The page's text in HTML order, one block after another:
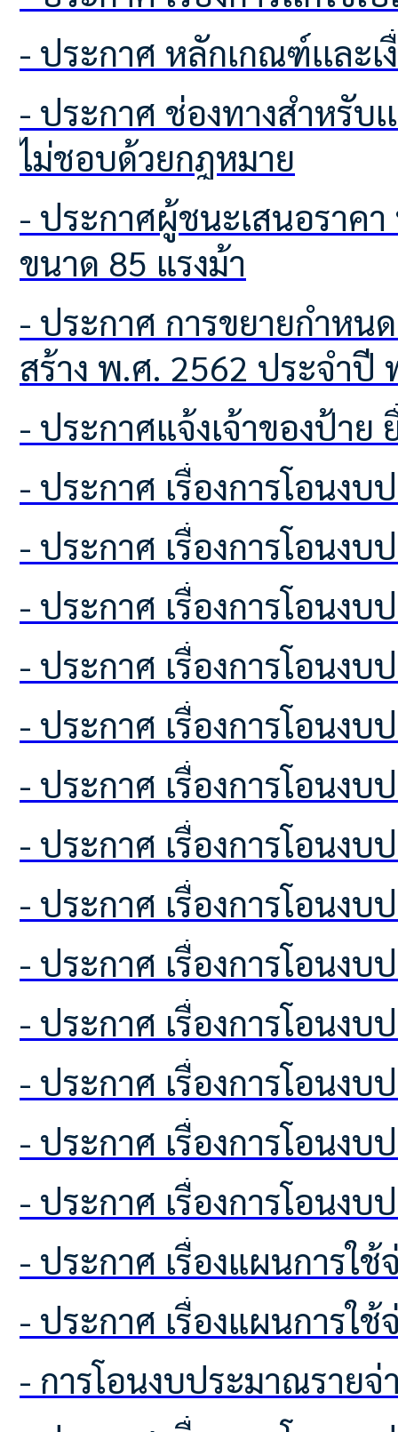
- ประกาศ หลักเกณฑ์เเล
- ประกาศ ช่องทางสำหรับเเจ้งเบาะเเสป้ายโฆษณาหรือสิ่งอื่นใดที่รุกล้ำทางสาธารณะที่
ไม่ชอบด้วยกฎหมาย
- ประกาศผู้ชนะเสนอราคา ประกวดราคารถฟาร์มแทรกเตอร์ ชนิดขับเคลื่อน 4 ล้อ
ขนาด 85 แรงม้า
- ประกาศ การขยายกำหนดเวลาดำเนินการตามพระราชบัญญัติภาษีที่ดินและสิ่งปลูก
สร้าง พ.ศ. 2562 ประจำปี
- ประกาศแจ้งเจ้าของป้า
- ประกาศ เรื่องการโอน
- ประกาศ เรื่องการโอน
- ประกาศ เรื่องการโอน
- ประกาศ เรื่องการโอน
- ประกาศ เรื่องการโอน
- ประกาศ เรื่องการโอน
- ประกาศ เรื่องการโอน
- ประกาศ เรื่องการโอน
- ประกาศ เรื่องการโอน
- ประกาศ เรื่องการโอน
- ประกาศ เรื่องการโอน
- ประกาศ เรื่องการโอน
- ประกาศ เรื่องการโอน
- ประกาศ เรื่องแผนการ
- ประกาศ เรื่องแผนการ
- การโอนงบประมาณรา